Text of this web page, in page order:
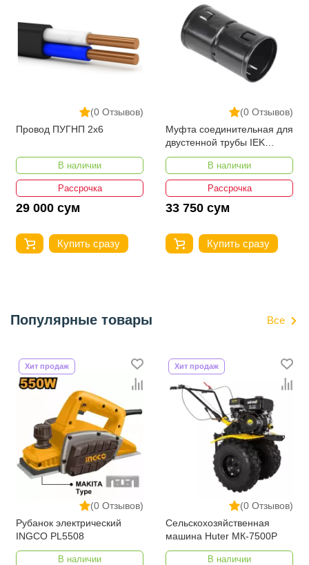
(0 Отзывов)
Провод ПУГНП 2х6
В наличии
Рассрочка
29 000 сум
Купить сразу
(0 Отзывов)
Муфта соединительная для
двустенной трубы IEK
d=90мм
В наличии
Рассрочка
33 750 сум
Купить сразу
Популярные товары Все
(0 Отзывов)
Хит продаж
Рубанок электрический
INGCO PL5508
В наличии
(0 Отзывов)
Хит продаж
Сельскохозяйственная
машина Huter МК-7500P
В наличии